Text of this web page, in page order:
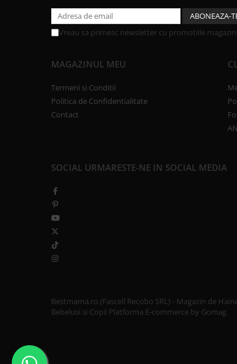
Vreau sa primesc newsletter cu promotiile
MAGAZINUL MEU
Termeni si Conditii
Politica de Confidentialitate
Contact
SOCIAL URMARESTE-NE IN SOCIAL MEDIA
Bestmama.ro (Fascell Recobo SRL) - Magazin de
Bebelusi si Copii Platforma E-commerce by Gomag